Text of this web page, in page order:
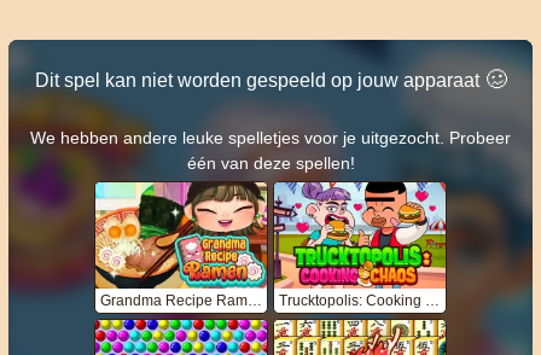
Dit spel kan niet worden gespeeld op jouw apparaat 🥴️
We hebben andere leuke spelletjes voor je uitgezocht. Probeer
één van deze spellen!
Grandma Recipe Ramen